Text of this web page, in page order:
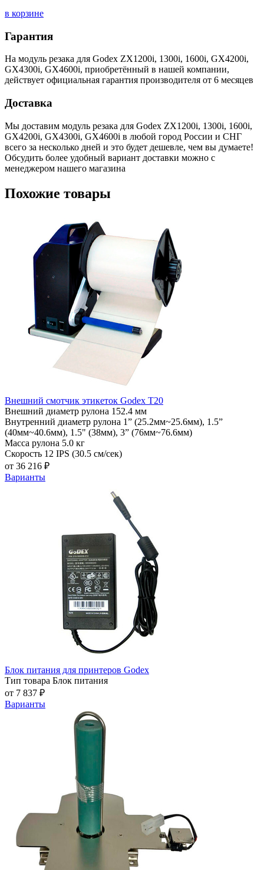
в корзине
Гарантия
На модуль резака для Godex ZX1200i, 1300i, 1600i, GX4200i,
GX4300i, GX4600i, приобретённый в нашей компании,
действует официальная гарантия производителя от 6 месяцев
Доставка
Мы доставим модуль резака для Godex ZX1200i, 1300i, 1600i,
GX4200i, GX4300i, GX4600i в любой город России и СНГ
всего за несколько дней и это будет дешевле, чем вы думаете!
Обсудить более удобный вариант доставки можно с
менеджером нашего магазина
Похожие товары
Внешний смотчик этикеток Godex T20
Внешний диаметр рулона 152.4 мм
Внутренний диаметр рулона 1” (25.2мм~25.6мм), 1.5”
(40мм~40.6мм), 1.5" (38мм), 3” (76мм~76.6мм)
Масса рулона 5.0 кг
Скорость 12 IPS (30.5 см/сек)
от 36 216 ₽
Варианты
Блок питания для принтеров Godex
Тип товара Блок питания
от 7 837 ₽
Варианты